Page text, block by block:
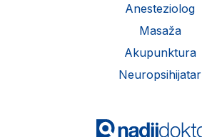
Anesteziolog
Masaža
Akupunktura
Neuropsihijatar